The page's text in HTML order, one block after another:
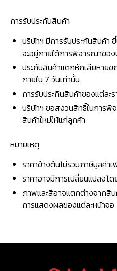
การรับประกันสินค้า
บริษัทฯ มีการรับประกันสินค้า
จะอยู่ภายใต้การพิจารณาขอ
ประกันสินค้าแตกหักเสียหาย
ภายใน 7 วันเท่านั้น
การรับประกินสินค้าของแต่ละ
บริษัทฯ ขอสงวนสิทธิ์ในการ
สินค้าใหม่ให้แก่ลูกค้า
หมายเหตุ
ราคาข้างต้นไม่รวมภาษีมูลค่าเ
ราคาอาจมีการเปลี่ยนแปลงโ
ภาพและสีอาจแตกต่างจากสิ
การแสดงผลของแต่ละหน้าจอ